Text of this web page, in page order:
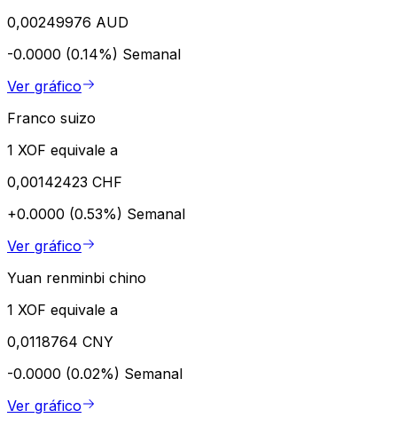
0,00249976 AUD
-0.0000 (0.14%) Semanal
Ver gráfico
Franco suizo
1 XOF equivale a
0,00142423 CHF
+0.0000 (0.53%) Semanal
Ver gráfico
Yuan renminbi chino
1 XOF equivale a
0,0118764 CNY
-0.0000 (0.02%) Semanal
Ver gráfico